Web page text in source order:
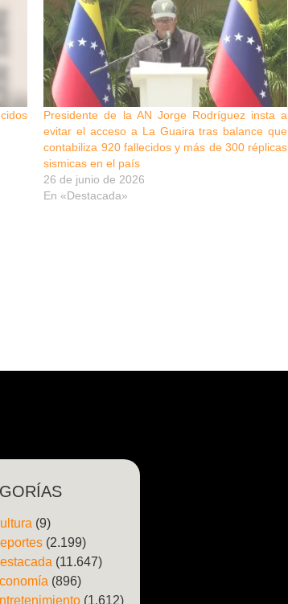
Presidente de la AN Jorge Rodríguez insta a
evitar el acceso a La Guaira tras balance que
contabiliza 920 fallecidos y más de 300 réplicas
sismicas en el país
26 de junio de 2026
En «Destacada»
(9)
(2.199)
(11.647)
(896)
(1.612)